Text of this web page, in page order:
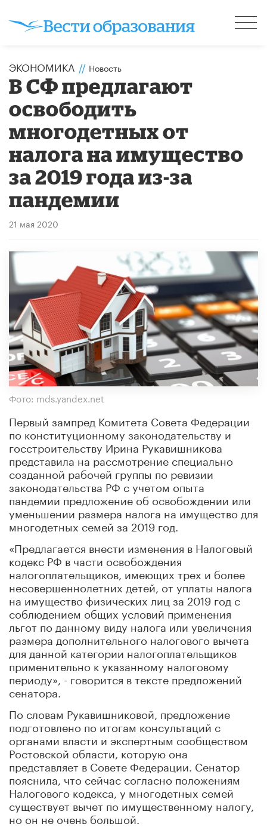
ЭКОНОМИКА // Новость
В СФ предлагают
освободить
многодетных от
налога на имущество
за 2019 года из-за
пандемии
21 мая 2020
Фото: mds.yandex.net
Первый зампред Комитета Совета Федерации
по конституционному законодательству и
госстроительству Ирина Рукавишникова
представила на рассмотрение специально
созданной рабочей группы по ревизии
законодательства РФ с учетом опыта
пандемии предложение об освобождении или
уменьшении размера налога на имущество для
многодетных семей за 2019 год.
«Предлагается внести изменения в Налоговый
кодекс РФ в части освобождения
налогоплательщиков, имеющих трех и более
несовершеннолетних детей, от уплаты налога
на имущество физических лиц за 2019 год с
соблюдением общих условий применения
льгот по данному виду налога или увеличения
размера дополнительного налогового вычета
для данной категории налогоплательщиков
применительно к указанному налоговому
периоду», - говорится в тексте предложений
сенатора.
По словам Рукавишниковой, предложение
подготовлено по итогам консультаций с
органами власти и экспертным сообществом
Ростовской области, которую она
представляет в Совете Федерации. Сенатор
пояснила, что сейчас согласно положениям
Налогового кодекса, у многодетных семей
существует вычет по имущественному налогу,
но он не очень большой.